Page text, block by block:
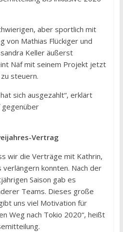
aber sportlich mit
von Mathias Flückiger und
Keller äußerst
Näf mit seinem Projekt jetzt
steuern.
sich ausgezahlt“, erklärt
gegenüber
Vertrag
wir die Verträge mit Kathrin,
verlängern konnten. Nach der
Saison gab es
Teams. Dieses große
uns viel Motivation für
Weg nach Tokio 2020“, heißt